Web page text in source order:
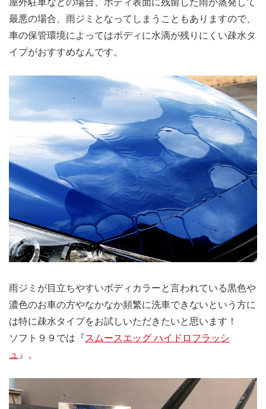
屋外駐車などの場合、ボディ表面に残留した雨が蒸発して
最悪の場合、雨ジミとなってしまうこともありますので、
車の保管環境によってはボディに水滴が残りにくい疎水タ
イプがおすすめなんです。
雨ジミが目立ちやすいボディカラーと言われている黒色や
濃色のお車の方やなかなか頻繁に洗車できないという方に
は特に疎水タイプをお試しいただきたいと思います！
ソフト９９では『スムースエッグ ハイドロフラッシ
ュ 』。